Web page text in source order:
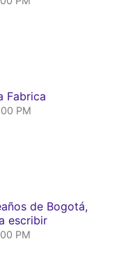
Fabrica
PM
de Bogotá,
escribir
PM